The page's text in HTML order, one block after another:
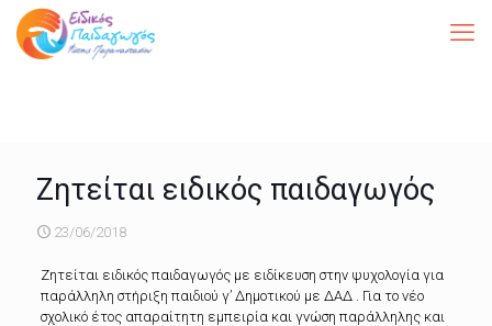
Ζητείται ειδικός παιδαγωγός
23/06/2018
Ζητείται ειδικός παιδαγωγός με ειδίκευση στην ψυχολογία για
παράλληλη στήριξη παιδιού γ’ Δημοτικού με ΔΑΔ . Για το νέο
σχολικό έτος απαραίτητη εμπειρία και γνώση παράλληλης και